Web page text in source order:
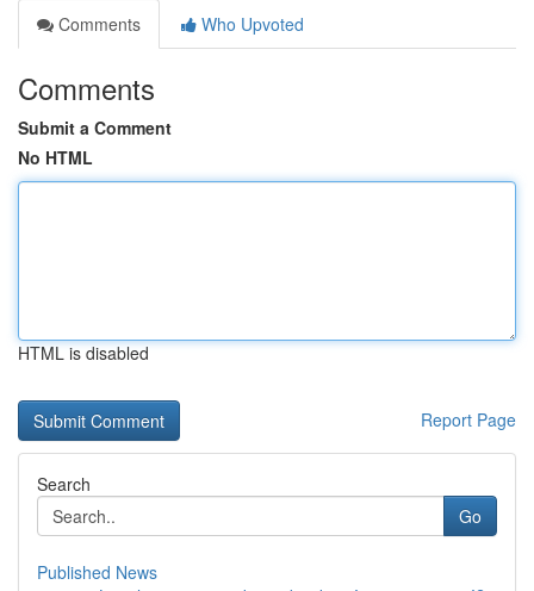
Comments
Who Upvoted
Comments
Submit a Comment
No HTML
HTML is disabled
Report Page
Search
Go
Published News